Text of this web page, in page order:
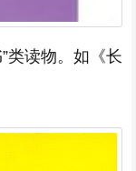
类读物。如《长